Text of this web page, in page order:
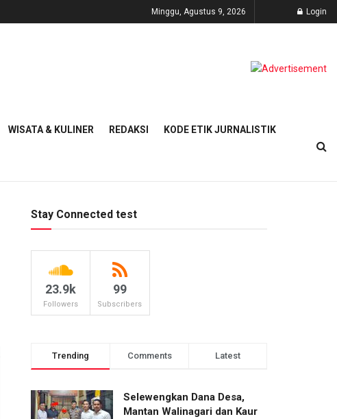
Minggu, Agustus 9, 2026 Login
WISATA & KULINER REDAKSI KODE ETIK JURNALISTIK
Stay Connected test
23.9k
Followers
99
Subscribers
Trending Comments Latest
Selewengkan Dana Desa,
Mantan Walinagari dan Kaur